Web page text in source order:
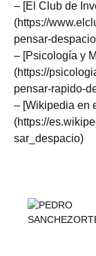
– [El Club de
(https://
pensar-
– [Psicología y
(https://
pensar-rapido-
– [Wikipedia en
(https://
sar_despacio)